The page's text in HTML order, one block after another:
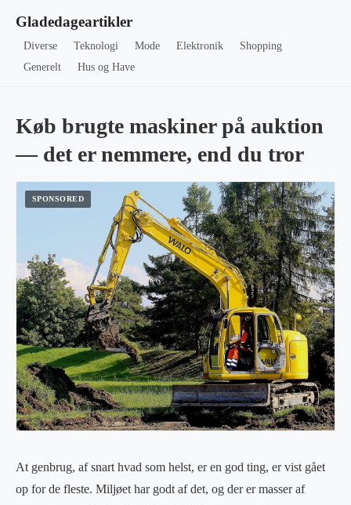
Gladedageartikler
Diverse Teknologi Mode Elektronik
Shopping
Generelt
Hus og Have
Køb brugte maskiner på auktion
–– det er nemmere, end du tror
At genbrug, af snart hvad som helst, er en god ting, er vist gået
op for de fleste. Miljøet har godt af det, og der er masser af